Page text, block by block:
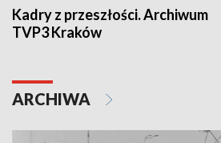
Kadry z przeszłości. Archiwum
TVP3 Kraków
ARCHIWA